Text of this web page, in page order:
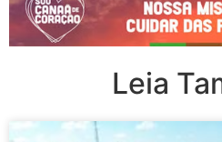
Leia